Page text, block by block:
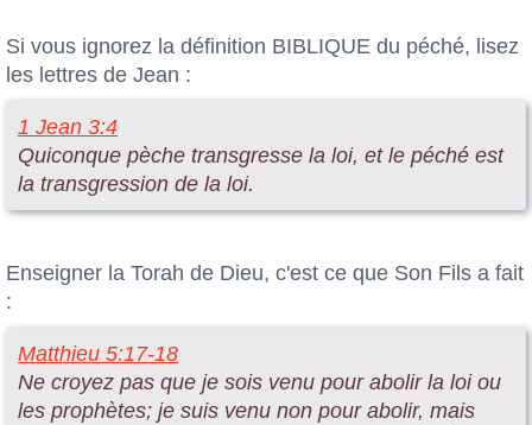
Si vous ignorez la définition BIBLIQUE du péché, lisez
les lettres de Jean :
1 Jean 3:4
Quiconque pèche transgresse la loi, et le péché est
la transgression de la loi.
Enseigner la Torah de Dieu, c'est ce que Son Fils a fait
:
Matthieu 5:17-18
Ne croyez pas que je sois venu pour abolir la loi ou
les prophètes; je suis venu non pour abolir, mais